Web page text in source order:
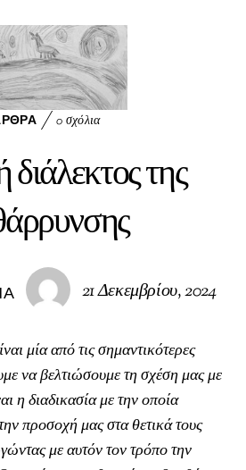
oo
k
In l
0 σχόλια
διάλεκτος της
21 Δεκεμβρίου, 2024
μία από τις σημαντικότερες
να βελτιώσουμε τη σχέση μας με
η διαδικασία με την οποία
προσοχή μας στα θετικά τους
με αυτόν τον τρόπο την